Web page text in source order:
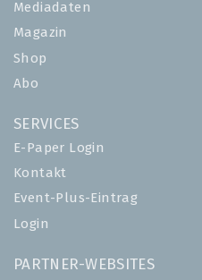
Mediadaten
Magazin
Shop
Abo
SERVICES
E-Paper Login
Kontakt
Event-Plus-Eintrag
Login
PARTNER-WEBSITES